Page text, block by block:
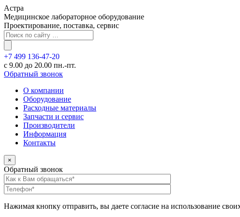
Астра
Медицинское лабораторное оборудование
Проектирование, поставка, сервис
+7 499 136-47-20
с 9.00 до 20.00 пн.-пт.
Обратный звонок
О компании
Оборудование
Расходные материалы
Запчасти и сервис
Производители
Информация
Контакты
×
Обратный звонок
Нажимая кнопку отправить, вы даете согласие на использование